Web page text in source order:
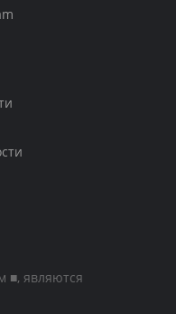
■, являются